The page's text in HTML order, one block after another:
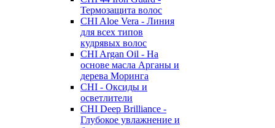
Термозащита волос
CHI Aloe Vera - Линия
для всех типов
кудрявых волос
CHI Argan Oil - На
основе масла Арганы и
дерева Моринга
CHI - Оксиды и
осветлители
CHI Deep Brilliance -
Глубокое увлажнение и